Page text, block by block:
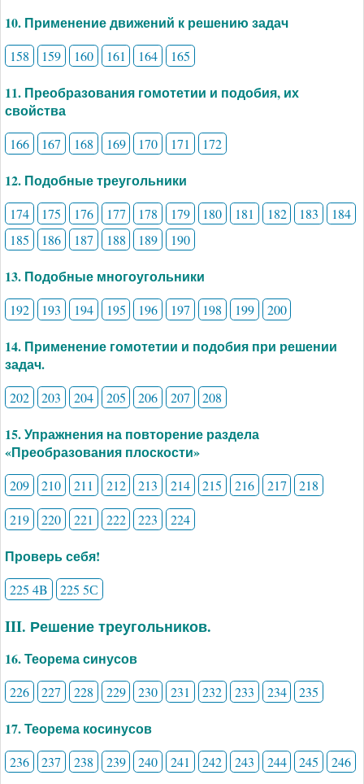
10. Применение движений к решению задач
158 159 160 161 164 165
11. Преобразования гомотетии и подобия, их
свойства
166 167 168 169 170 171 172
12. Подобные треугольники
174 175 176 177 178 179 180 181 182 183
184
185
186 187 188 189 190
13. Подобные многоугольники
192 193 194 195 196 197 198 199 200
14. Применение гомотетии и подобия при решении
задач.
202 203 204 205 206 207 208
15. Упражнения на повторение раздела
«Преобразования плоскости»
209 210 211 212 213 214 215 216 217
218
219
220 221 222 223 224
Проверь себя!
225 4B 225 5С
III. Решение треугольников.
16. Теорема синусов
226 227 228 229 230 231 232 233 234 235
17. Теорема косинусов
236 237 238 239 240 241 242 243 244 245 246